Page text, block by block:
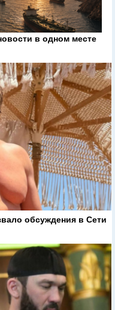
в одном месте
обсуждения в Сети